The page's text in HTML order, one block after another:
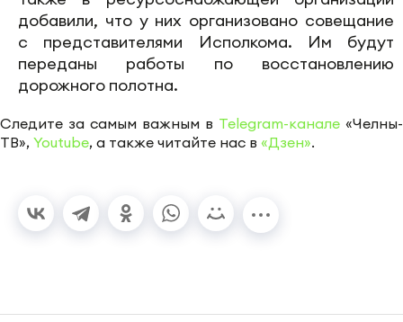
добавили, что у них организовано совещание
с представителями Исполкома. Им будут
переданы работы по восстановлению
дорожного полотна.
Следите за самым важным в Telegram-канале «Челны-
ТВ», Youtube, а также читайте нас в «Дзен».